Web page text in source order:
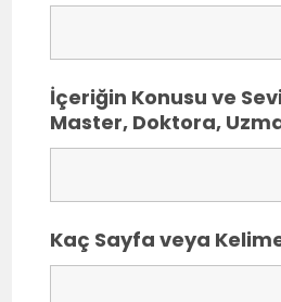
İçeriğin Konusu ve
Master, Doktora,
Kaç Sayfa veya